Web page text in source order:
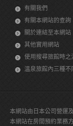
有關我們
有關本網站的查詢
關於連結至本網站
其他實用網站
使用搜尋旅館時之
溫泉旅館內三種不
本網站由日本公司營運
本網站在房間預約業務